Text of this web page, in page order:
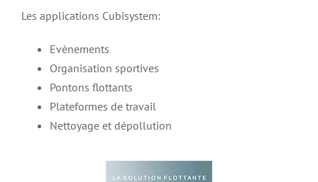
Les applications Cubisystem:
Evènements
Organisation sportives
Pontons flottants
Plateformes de travail
Nettoyage et dépollution